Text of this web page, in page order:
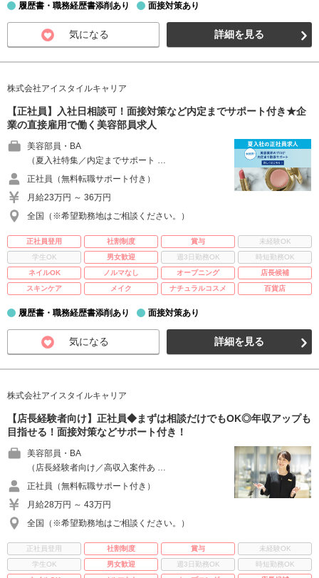
履歴書・職務経歴書添削あり 面接対策あり
気になる 詳細を見る
株式会社アイスタイルキャリア
【正社員】入社日相談可！面接対策など内定までサポート付き★企
業の直接雇用で働く美容部員求人
美容部員・BA
（夏入社特集／内定までサポート …
正社員（無料転職サポート付き）
月給23万円 ～ 36万円
全国（※希望勤務地はご相談ください。）
正社員登用 社割制度 賞与
未経験OK
学生OK
男女歓迎 週3日勤務OK
時短勤務OK
ネイルOK
ノルマなし オープニング
店長候補
スキンケア
メイク ナチュラルコスメ 百貨店
履歴書・職務経歴書添削あり 面接対策あり
気になる 詳細を見る
株式会社アイスタイルキャリア
【店長経験者向け】正社員◆まずは相談だけでもOK◎年収アップも
目指せる！面接対策などサポート付き！
美容部員・BA
（店長経験者向け／高収入案件あ …
正社員（無料転職サポート付き）
月給28万円 ～ 43万円
全国（※希望勤務地はご相談ください。）
正社員登用 社割制度 賞与
未経験OK
学生OK
男女歓迎 週3日勤務OK
時短勤務OK